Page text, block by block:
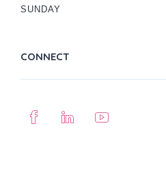
SUNDAY
CONNECT